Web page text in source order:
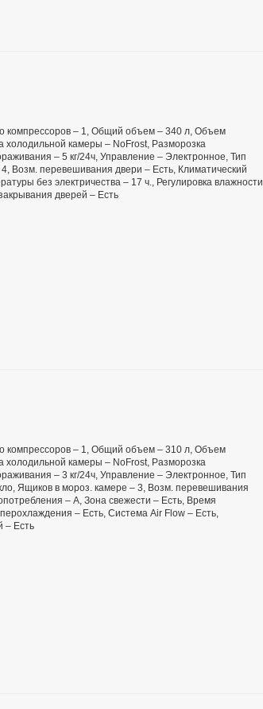
компрессоров – 1, Общий объем – 340 л, Объем
камеры – NoFrost, Разморозка
– 5 кг/24ч, Управление – Электронное, Тип
Возм. перевешивания двери – Есть, Климатический
без электричества – 17 ч., Регулировка влажности
дверей – Есть
компрессоров – 1, Общий объем – 310 л, Объем
камеры – NoFrost, Разморозка
– 3 кг/24ч, Управление – Электронное, Тип
Ящиков в мороз. камере – 3, Возм. перевешивания
– А, Зона свежести – Есть, Время
– Есть, Система Air Flow – Есть,
– Есть